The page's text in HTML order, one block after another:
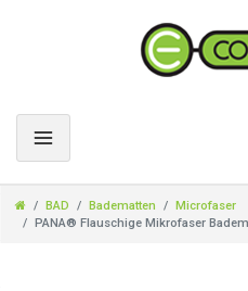
BAD Badematten
Microfaser
PANA® Flauschige Mikrofaser